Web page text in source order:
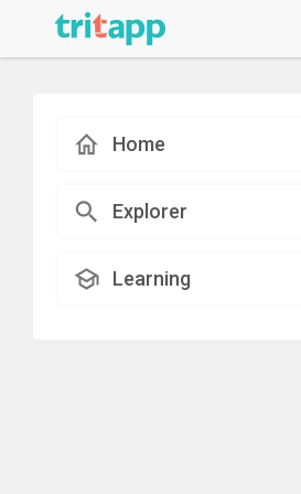
Home
Explorer
Learning